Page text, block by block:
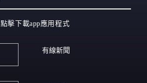
點擊下載app應用程式
有線新聞